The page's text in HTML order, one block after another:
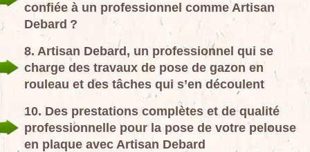
confiée à un professionnel comme Artisan
Debard ?
8. Artisan Debard, un professionnel qui se
charge des travaux de pose de gazon en
rouleau et des tâches qui s’en découlent
10. Des prestations complètes et de qualité
professionnelle pour la pose de votre pelouse
en plaque avec Artisan Debard